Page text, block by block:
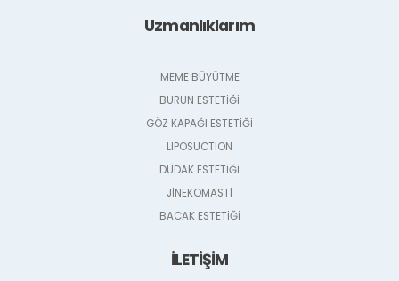
Uzmanlıklarım
MEME BÜYÜTME
BURUN ESTETİĞİ
GÖZ KAPAĞI ESTETİĞİ
LIPOSUCTION
DUDAK ESTETİĞİ
JİNEKOMASTİ
BACAK ESTETİĞİ
İLETİŞİM